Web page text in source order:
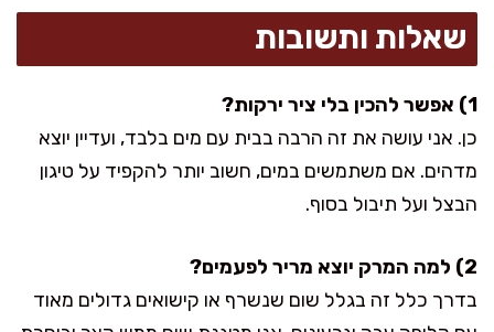
שאלות ותשובות
1) אפשר להכין בלי ציר ירקות?
כן. אני עושה את זה הרבה בבית עם מים בלבד, ועדיין יוצא
מדהים. אם משתמשים במים, חשוב יותר להקפיד על טיגון
הבצל ועל תיבול בסוף.
2) למה המרק יוצא מריר לפעמים?
בדרך כלל זה בגלל שום שנשרף או קישואים גדולים מאוד